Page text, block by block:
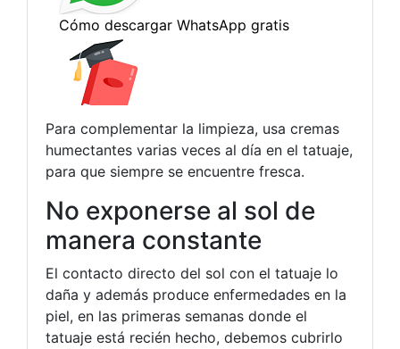
Para complementar la limpieza, usa cremas
humectantes varias veces al día en el tatuaje,
para que siempre se encuentre fresca.
No exponerse al sol de
manera constante
El contacto directo del sol con el tatuaje lo
daña y además produce enfermedades en la
piel, en las primeras semanas donde el
tatuaje está recién hecho, debemos cubrirlo